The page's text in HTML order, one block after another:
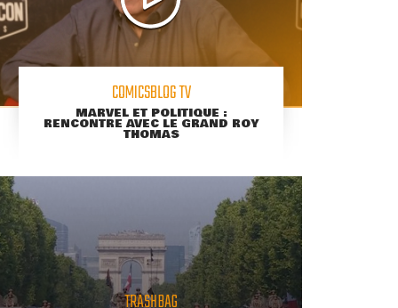
COMICSBLOG TV
MARVEL ET POLITIQUE :
RENCONTRE AVEC LE GRAND ROY
THOMAS
TRASHBAG